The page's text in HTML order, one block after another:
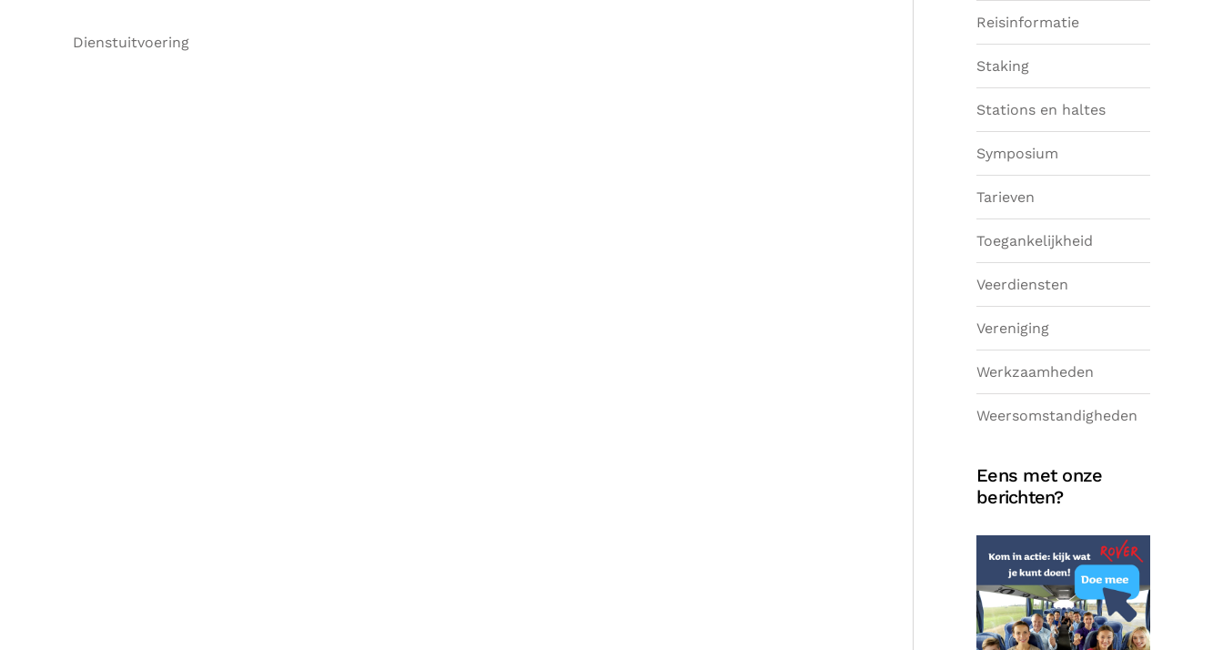
Dienstuitvoering
Reisinformatie
Staking
Stations en haltes
Symposium
Tarieven
Toegankelijkheid
Veerdiensten
Vereniging
Werkzaamheden
Weersomstandigheden
Eens met onze
berichten?